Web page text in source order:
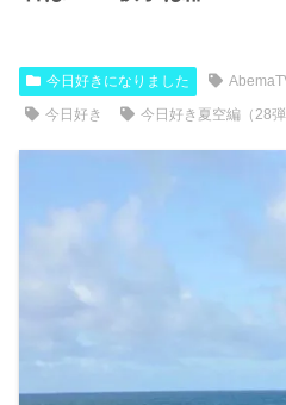
今日好きになりました
今日好き
今日好き夏空編（28弾